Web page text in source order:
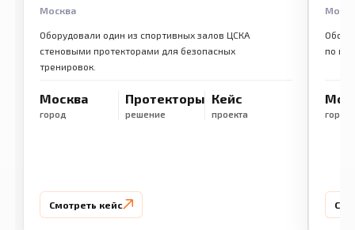
Москва
Оборудовали один из спортивных залов ЦСКА
стеновыми протекторами для безопасных
тренировок.
Москва
город
Протекторы
решение
Кейс
проекта
Смотреть кейс
по
город